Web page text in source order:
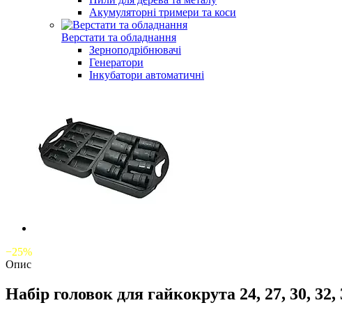
Акумуляторні тримери та коси
Верстати та обладнання
Зерноподрібнювачі
Генератори
Інкубатори автоматичні
−25%
Опис
Набір головок для гайкокрута 24, 27, 30,